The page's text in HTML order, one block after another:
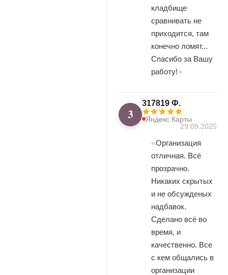
кладбище
сравнивать не
приходится, там
конечно ломят...
Спасибо за Вашу
работу!
3
317819 Ф.
Яндекс.Карты
29.09.2025
Организация
отличная. Всё
прозрачно.
Никаких скрытых
и не обсужденых
надбавок.
Сделано всё во
время, и
качественно. Все
с кем общались в
организации